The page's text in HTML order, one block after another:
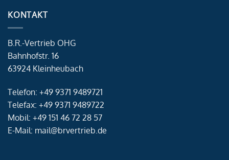
KONTAKT
B.R.-Vertrieb OHG
Bahnhofstr. 16
63924 Kleinheubach
Telefon: +49 9371 9489721
Telefax: +49 9371 9489722
Mobil: +49 151 46 72 28 57
E-Mail: mail@brvertrieb.de